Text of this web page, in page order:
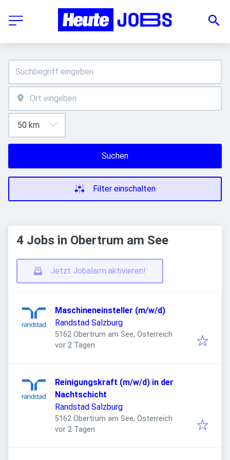
Suchen
Filter einschalten
4 Jobs in Obertrum am See
Jetzt Jobalarm aktivieren!
Maschineneinsteller (m/w/d)
Randstad Salzburg
5162 Obertrum am See, Österreich
Veröffentlicht
vor 2 Tagen
Reinigungskraft (m/w/d) in der
Nachtschicht
Randstad Salzburg
5162 Obertrum am See, Österreich
Veröffentlicht
vor 2 Tagen